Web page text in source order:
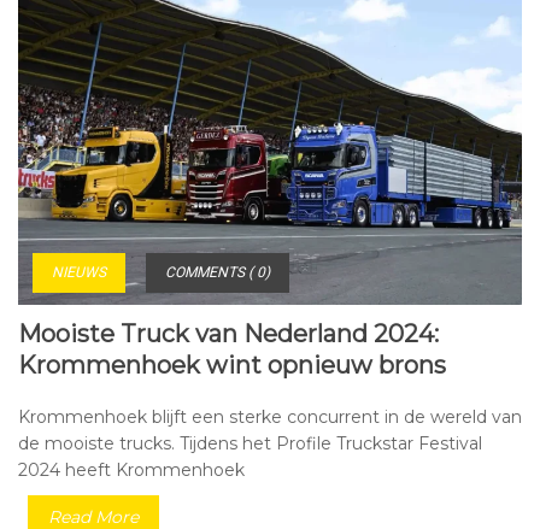
NIEUWS COMMENTS ( 0)
Mooiste Truck van Nederland 2024:
Krommenhoek wint opnieuw brons
Krommenhoek blijft een sterke concurrent in de wereld van
de mooiste trucks. Tijdens het Profile Truckstar Festival
2024 heeft Krommenhoek
Read More